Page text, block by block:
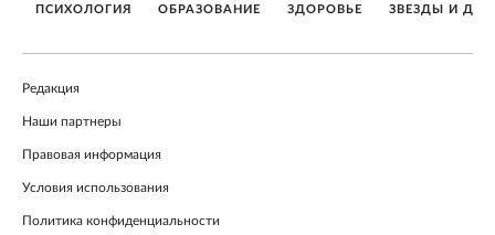
ПСИХОЛОГИЯ ОБРАЗОВАНИЕ ЗДОРОВЬЕ ЗВЕЗДЫ И
Редакция
Наши партнеры
Правовая информация
Условия использования
Политика конфиденциальности